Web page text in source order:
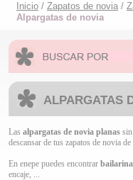
Inicio / Zapatos de novia /
Alpargatas de novia
ALPARGATAS
Las alpargatas de novia planas
descansar de tus zapatos de novia
En enepe puedes encontrar
encaje, ...